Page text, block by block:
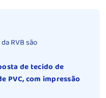
RVB são
de tecido de
PVC, com impressão